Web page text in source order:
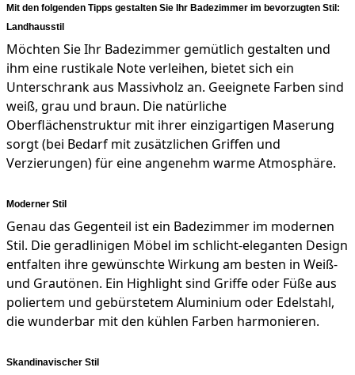
Mit den folgenden Tipps gestalten Sie Ihr Badezimmer im bevorzugten Stil:
Landhausstil
Möchten Sie Ihr Badezimmer gemütlich gestalten und
ihm eine rustikale Note verleihen, bietet sich ein
Unterschrank aus Massivholz an. Geeignete Farben sind
weiß, grau und braun. Die natürliche
Oberflächenstruktur mit ihrer einzigartigen Maserung
sorgt (bei Bedarf mit zusätzlichen Griffen und
Verzierungen) für eine angenehm warme Atmosphäre.
Moderner Stil
Genau das Gegenteil ist ein Badezimmer im modernen
Stil. Die geradlinigen Möbel im schlicht-eleganten Design
entfalten ihre gewünschte Wirkung am besten in Weiß-
und Grautönen. Ein Highlight sind Griffe oder Füße aus
poliertem und gebürstetem Aluminium oder Edelstahl,
die wunderbar mit den kühlen Farben harmonieren.
Skandinavischer Stil